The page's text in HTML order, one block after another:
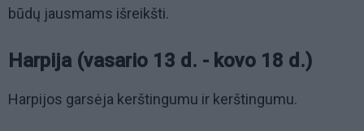
būdų jausmams išreikšti.
Harpija (vasario 13 d. - kovo 18 d.)
Harpijos garsėja kerštingumu ir kerštingumu.